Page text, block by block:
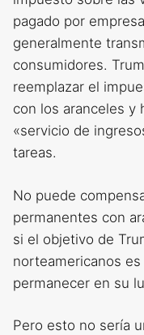
pagado por
generalmente
consumidores.
reemplazar el
con los aranceles y
«servicio de
tareas.
No puede
permanentes con
si el objetivo de
norteamericanos
permanecer en su
Pero esto no sería